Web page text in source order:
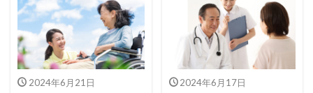
2024年6月21日 2024年6月17日